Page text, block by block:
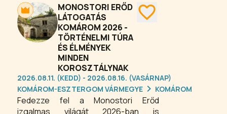
erődtúrák és interaktív foglalkozások
széles választékát kínálja, így minden
korosztály számára tartalmas
élményt nyújt. A Monostori Erőd
tökéletes helyszín csoportoknak,
iskolai osztályoknak és céges
csapatépítőknek, akik aktív,
élményszerű programokra vágynak
Komáromban.
MONOSTORI ERŐD
LÁTOGATÁS
KOMÁROM 2026 -
TÖRTÉNELMI TÚRA
ÉS ÉLMÉNYEK
MINDEN
KOROSZTÁLYNAK
2026.08.11. (KEDD) - 2026.08.16. (VASÁRNAP)
KOMÁROM-ESZTERGOM VÁRMEGYE
KOMÁROM
Fedezze fel a Monostori Erőd
izgalmas világát 2026-ban is